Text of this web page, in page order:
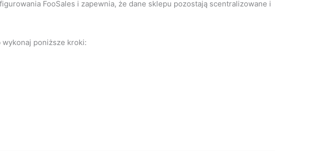
FooSales i zapewnia, że dane sklepu pozostają scentralizowane i
wykonaj poniższe kroki: